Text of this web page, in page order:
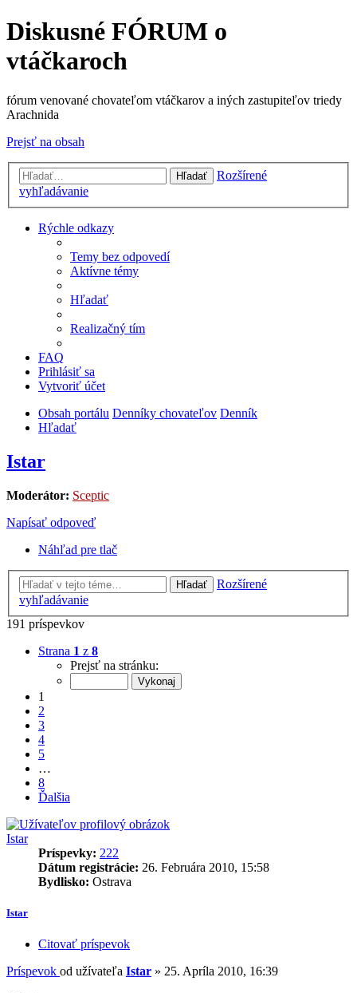
Diskusné FÓRUM o
vtáčkaroch
fórum venované chovateľom vtáčkarov a iných zastupiteľov triedy
Arachnida
Prejsť na obsah
Hľadať
Rozšírené
vyhľadávanie
Rýchle odkazy
Temy bez odpovedí
Aktívne témy
Hľadať
Realizačný tím
FAQ
Prihlásiť sa
Vytvoriť účet
Obsah portálu Denníky chovateľov Denník
Hľadať
Istar
Moderátor: Sceptic
Napísať odpoveď
Náhľad pre tlač
Hľadať
Rozšírené
vyhľadávanie
191 príspevkov
Strana 1 z 8
Prejsť na stránku:
1
2
3
4
5
…
8
Ďalšia
Istar
Príspevky: 222
Dátum registrácie: 26. Februára 2010, 15:58
Bydlisko: Ostrava
Istar
Citovať príspevok
Príspevok od užívateľa Istar » 25. Apríla 2010, 16:39